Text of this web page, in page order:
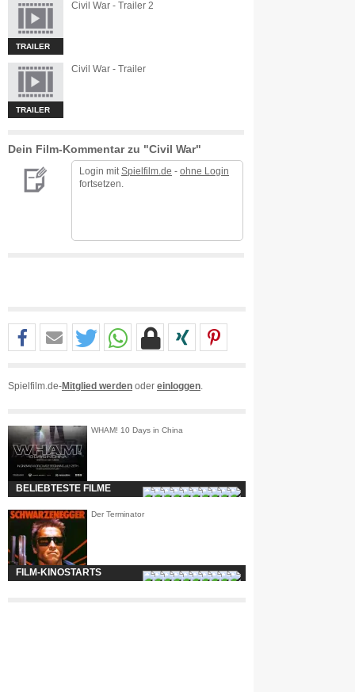
TRAILER
Civil War - Trailer 2
TRAILER
Civil War - Trailer
Dein Film-Kommentar zu "Civil War"
Login mit Spielfilm.de - ohne Login
fortsetzen.
Spielfilm.de-Mitglied werden oder einloggen
WHAM! 10 Days in China
BELIEBTESTE FILME
Der Terminator
FILM-KINOSTARTS